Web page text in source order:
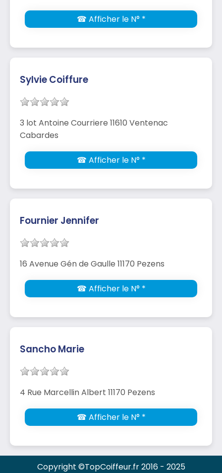
☎ Afficher le N° *
Sylvie Coiffure
3 lot Antoine Courriere 11610 Ventenac
Cabardes
☎ Afficher le N° *
Fournier Jennifer
16 Avenue Gén de Gaulle 11170 Pezens
☎ Afficher le N° *
Sancho Marie
4 Rue Marcellin Albert 11170 Pezens
☎ Afficher le N° *
Copyright ©TopCoiffeur.fr 2016 - 2025